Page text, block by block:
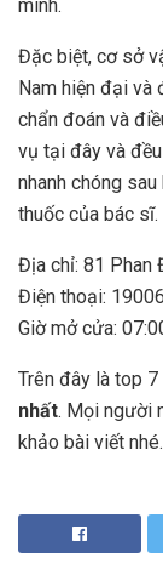
mình.
Đặc biệt, cơ sở
Nam hiện đại
chẩn đoán và
vụ tại đây và
nhanh chóng
thuốc của bác sĩ.
Địa chỉ: 81 Phan
Điện thoại:
Giờ mở cửa:
Trên đây là top 7
nhất. Mọi người
khảo bài viết nhé.